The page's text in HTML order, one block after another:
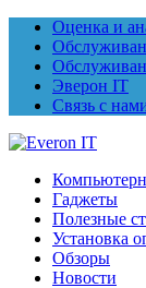
Оценка и
Эверон IT
Связь с
Гаджеты
Полезные
Установка
Обзоры
Новости